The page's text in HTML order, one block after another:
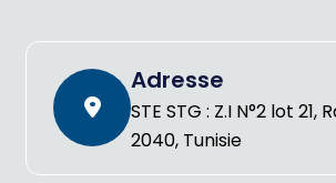
Adresse
STE STG : Z.I N°2 lot 21,
2040, Tunisie